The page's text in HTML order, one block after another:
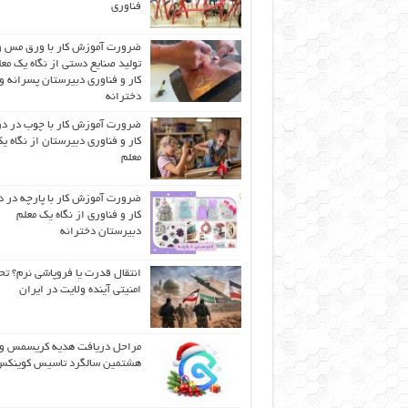
فناوری
ضرورت آموزش کار با ورق مس
تولید صنایع دستی از نگاه یک
کار و فناوری دبیرستان پسرانه و
دخترانه
ضرورت آموزش کار با چوب در
کار و فناوری دبیرستان از نگاه
معلم
ضرورت آموزش کار با پارچه
کار و فناوری از نگاه یک معلم
دبیرستان دخترانه
انتقال قدرت یا فروپاشی نرم؟
امنیتی آینده ولایت در ایران
مراحل دریافت هدیه کریسمس و
هشتمین سالگرد تاسیس